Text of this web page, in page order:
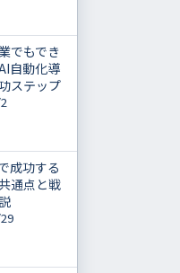
でもでき
自動化導
ステップ
成功する
通点と戦